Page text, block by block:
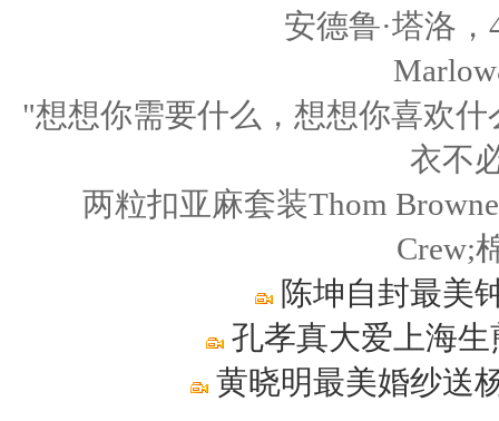
安德鲁·塔洛
"想想你需要什么，想想你喜欢
衣不
两粒扣亚麻套装Thom Browne;
Crew;
陈坤自封最美
孔孝真大爱上海
黄晓明最美婚纱送